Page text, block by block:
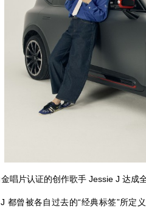
唱片认证的创作歌手 Jessie J 达成
都曾被各自过去的“经典标签”所